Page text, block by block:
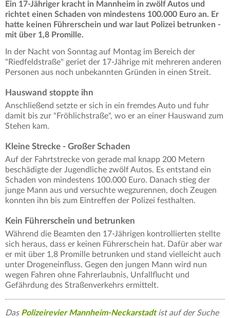
Ein 17-Jähriger kracht in Mannheim in zwölf Autos und
richtet einen Schaden von mindestens 100.000 Euro an. Er
hatte keinen Führerschein und war laut Polizei betrunken -
mit über 1,8 Promille.
In der Nacht von Sonntag auf Montag im Bereich der
"Riedfeldstraße" geriet der 17-Jährige mit mehreren anderen
Personen aus noch unbekannten Gründen in einen Streit.
Hauswand stoppte ihn
Anschließend setzte er sich in ein fremdes Auto und fuhr
damit bis zur "Fröhlichstraße", wo er an einer Hauswand zum
Stehen kam.
Kleine Strecke - Großer Schaden
Auf der Fahrtstrecke von gerade mal knapp 200 Metern
beschädigte der Jugendliche zwölf Autos. Es entstand ein
Schaden von mindestens 100.000 Euro. Danach stieg der
junge Mann aus und versuchte wegzurennen, doch Zeugen
konnten ihn bis zum Eintreffen der Polizei festhalten.
Kein Führerschein und betrunken
Während die Beamten den 17-Jährigen kontrollierten stellte
sich heraus, dass er keinen Führerschein hat. Dafür aber war
er mit über 1,8 Promille betrunken und stand vielleicht auch
unter Drogeneinfluss. Gegen den jungen Mann wird nun
wegen Fahren ohne Fahrerlaubnis, Unfallflucht und
Gefährdung des Straßenverkehrs ermittelt.
Das Polizeirevier Mannheim-Neckarstadtist auf der Suche